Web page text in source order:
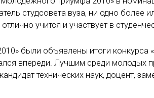
студсовета вуза, ни одно более
учится и участвует в
были объявлены итоги конкурса
впереди. Лучшим среди молодых
технических наук, доцент,